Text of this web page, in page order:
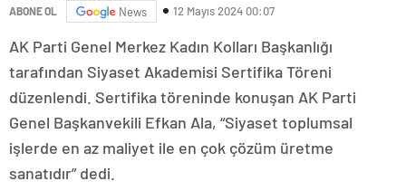
ABONE OL News 12 Mayıs 2024 00:07
AK Parti Genel Merkez Kadın Kolları Başkanlığı
tarafından Siyaset Akademisi Sertifika Töreni
düzenlendi. Sertifika töreninde konuşan AK Parti
Genel Başkanvekili Efkan Ala, “Siyaset toplumsal
işlerde en az maliyet ile en çok çözüm üretme
sanatıdır” dedi.